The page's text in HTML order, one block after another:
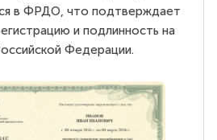
в ФРДО, что подтверждает
и подлинность на
Федерации.